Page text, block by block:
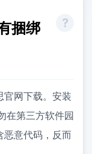
捆绑
网下载。安装
在第三方软件园
恶意代码，反而